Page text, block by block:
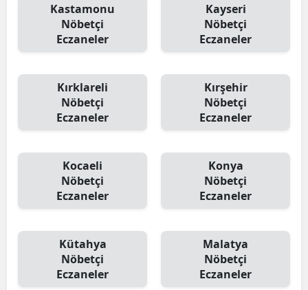
Kastamonu
Nöbetçi
Eczaneler
Kayseri
Nöbetçi
Eczaneler
Kırklareli
Nöbetçi
Eczaneler
Kırşehir
Nöbetçi
Eczaneler
Kocaeli
Nöbetçi
Eczaneler
Konya
Nöbetçi
Eczaneler
Kütahya
Nöbetçi
Eczaneler
Malatya
Nöbetçi
Eczaneler